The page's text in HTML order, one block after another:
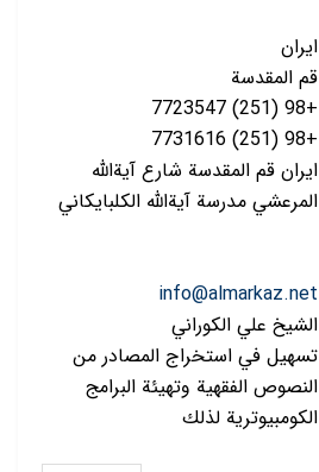
ايران
قم المقدسة
+98 (251) 7723547
+98 (251) 7731616
ايران قم المقدسة شارع آيةالله
المرعشي مدرسة آيةالله الكلبايكاني
info@almarkaz.net
الشيخ علي الكوراني
تسهيل في استخراج المصادر من
النصوص الفقهية وتهيئة البرامج
الكومبيوترية لذلك